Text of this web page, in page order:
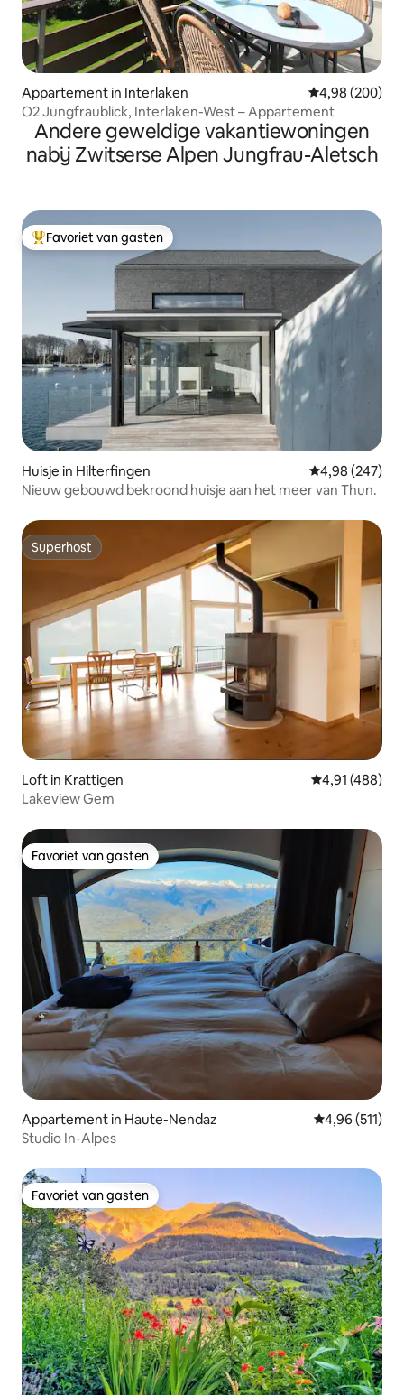
Appartement in Interlaken Gemiddelde
4,98 (200)
O2 Jungfraublick, Interlaken-West – Appartement
Andere geweldige vakantiewoningen
nabij Zwitserse Alpen Jungfrau-Aletsch
Topfavoriet van gasten
Favoriet van gasten
Huisje in Hilterfingen Gemiddelde
4,98 (247)
Nieuw gebouwd bekroond huisje aan het meer van Thun.
Superhost
Superhost
Loft in Krattigen Gemiddelde
4,91 (488)
Lakeview Gem
Favoriet van gasten
Favoriet van gasten
Appartement in Haute-Nendaz Gemiddelde
4,96 (511)
Studio In-Alpes
Favoriet van gasten
Favoriet van gasten